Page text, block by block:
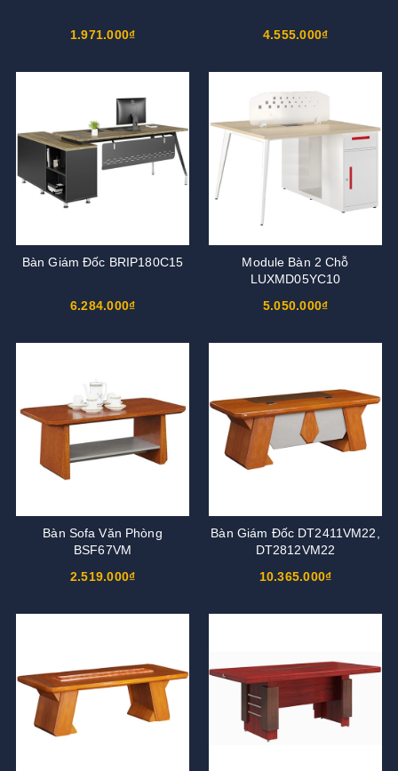
1.971.000₫ 4.555.000₫
Bàn Giám Đốc BRIP180C15
6.284.000₫
Module Bàn 2 Chỗ
LUXMD05YC10
5.050.000₫
Bàn Sofa Văn Phòng
BSF67VM
2.519.000₫
Bàn Giám Đốc DT2411VM22,
DT2812VM22
10.365.000₫